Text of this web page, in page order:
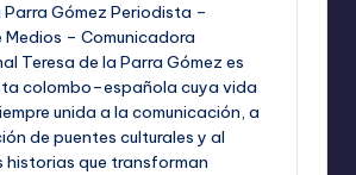
Parra Gómez Periodista –
– Comunicadora
Teresa de la Parra Gómez es
colombo–española cuya vida
unida a la comunicación, a
de puentes culturales y al
historias que transforman